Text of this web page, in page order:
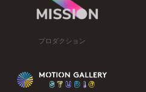
プロダクション